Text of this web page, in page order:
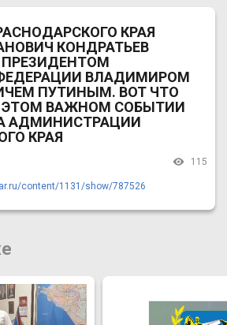
КРАЯ
КОНДРАТЬЕВ
ПРЕЗИДЕНТОМ
ВЛАДИМИРОМ
ПУТИНЫМ. ВОТ ЧТО
ВАЖНОМ СОБЫТИИ
АДМИНИСТРАЦИИ
КРАЯ
115
content/1131/show/787526